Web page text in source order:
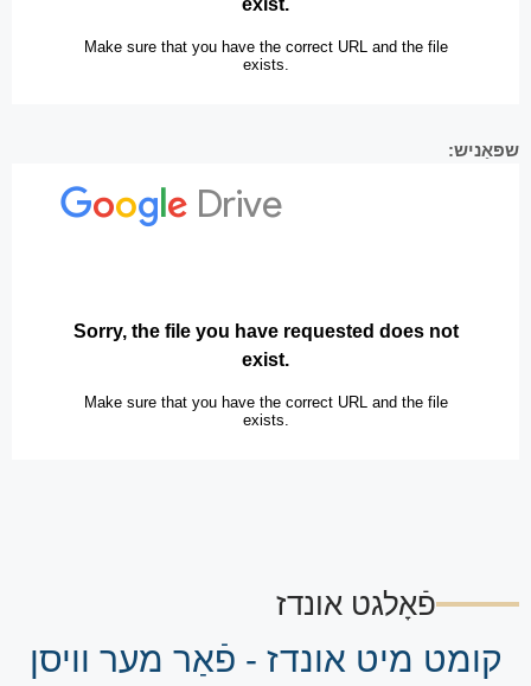
שפּאַניש:
פֿאָלגט אונדז
קומט מיט אונדז - פֿאַר מער וויסן